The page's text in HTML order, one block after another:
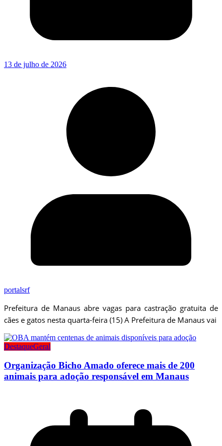
13 de julho de 2026
portalsrf
Prefeitura de Manaus abre vagas para castração gratuita de
cães e gatos nesta quarta-feira (15) A Prefeitura de Manaus vai
DestaqueGeral
Organização Bicho Amado oferece mais de 200
animais para adoção responsável em Manaus